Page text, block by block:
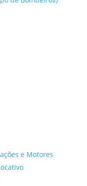
e Motores